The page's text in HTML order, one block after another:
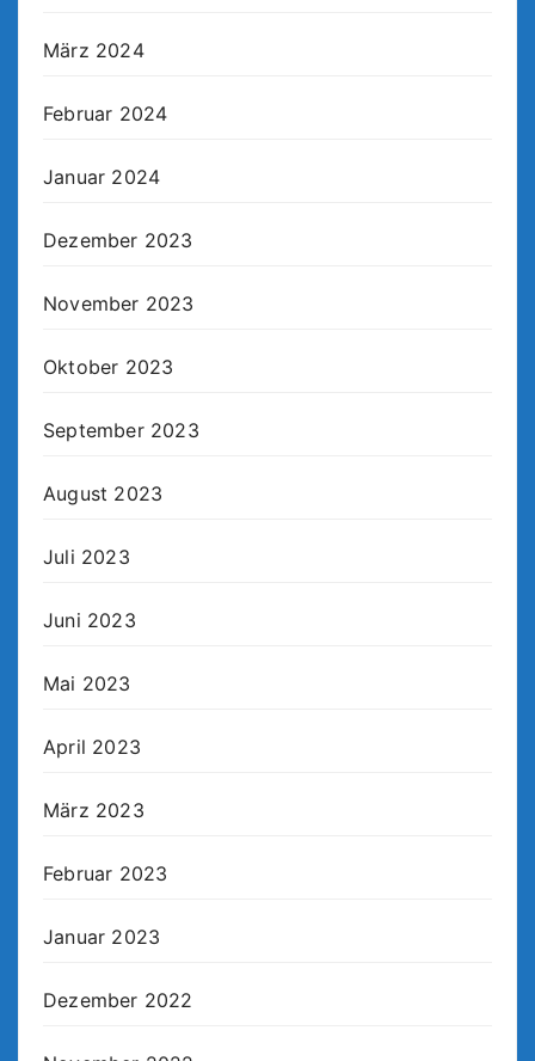
März 2024
Februar 2024
Januar 2024
Dezember 2023
November 2023
Oktober 2023
September 2023
August 2023
Juli 2023
Juni 2023
Mai 2023
April 2023
März 2023
Februar 2023
Januar 2023
Dezember 2022